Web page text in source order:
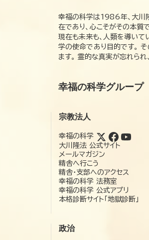
幸福の科学は1986年、大川
在であり、心こそがその本質
現在も未来も、人類を導いて
学の使命であり目的です。
ます。 霊的な真実が忘れら
幸福の科学グループ
宗教法人
幸福の科学
大川隆法 公式サイト
メールマガジン
精舎へ行こう
精舎・支部へのアクセス
幸福の科学 法務室
幸福の科学 公式アプリ
本格診断サイト「地獄診断」
政治